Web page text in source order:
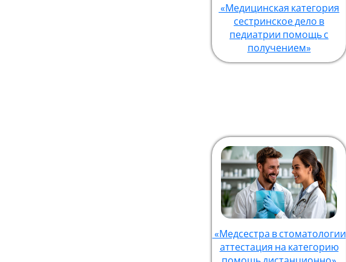
«Медицинская категория
сестринское дело в
педиатрии помощь с
получением»
«Медсестра в стоматологии
аттестация на категорию